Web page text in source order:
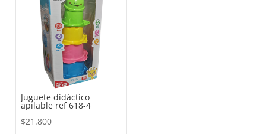
Juguete didáctico
apilable ref 618-4
$21.800